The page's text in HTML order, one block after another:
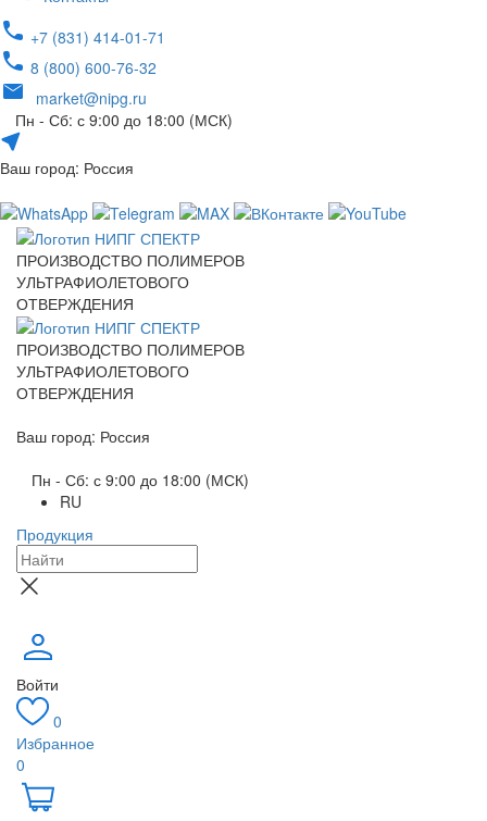
+7 (831) 414-01-71
8 (800) 600-76-32
market@nipg.ru
Пн - Сб: с 9:00 до 18:00 (МСК)
Ваш город: Россия
ПРОИЗВОДСТВО ПОЛИМЕРОВ
УЛЬТРАФИОЛЕТОВОГО
ОТВЕРЖДЕНИЯ
ПРОИЗВОДСТВО ПОЛИМЕРОВ
УЛЬТРАФИОЛЕТОВОГО
ОТВЕРЖДЕНИЯ
Ваш город: Россия
Пн - Сб: с 9:00 до 18:00 (МСК)
RU
Продукция
Войти
0
Избранное
0